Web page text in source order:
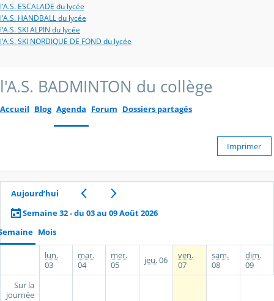
l'A.S. ESCALADE du lycée
l'A.S. HANDBALL du lycée
l'A.S. SKI ALPIN du lycée
l'A.S. SKI NORDIQUE DE FOND du lycée
l'A.S. BADMINTON du collège
Accueil Blog Agenda Forum Dossiers partagés
Imprimer
Aujourd’hui
Semaine 32 - du 03 au 09 Août 2026
Mois
lun.
03
mar.
04
mer.
05
jeu.06
ven.
07
sam.
08
dim.
09
Sur la
journée